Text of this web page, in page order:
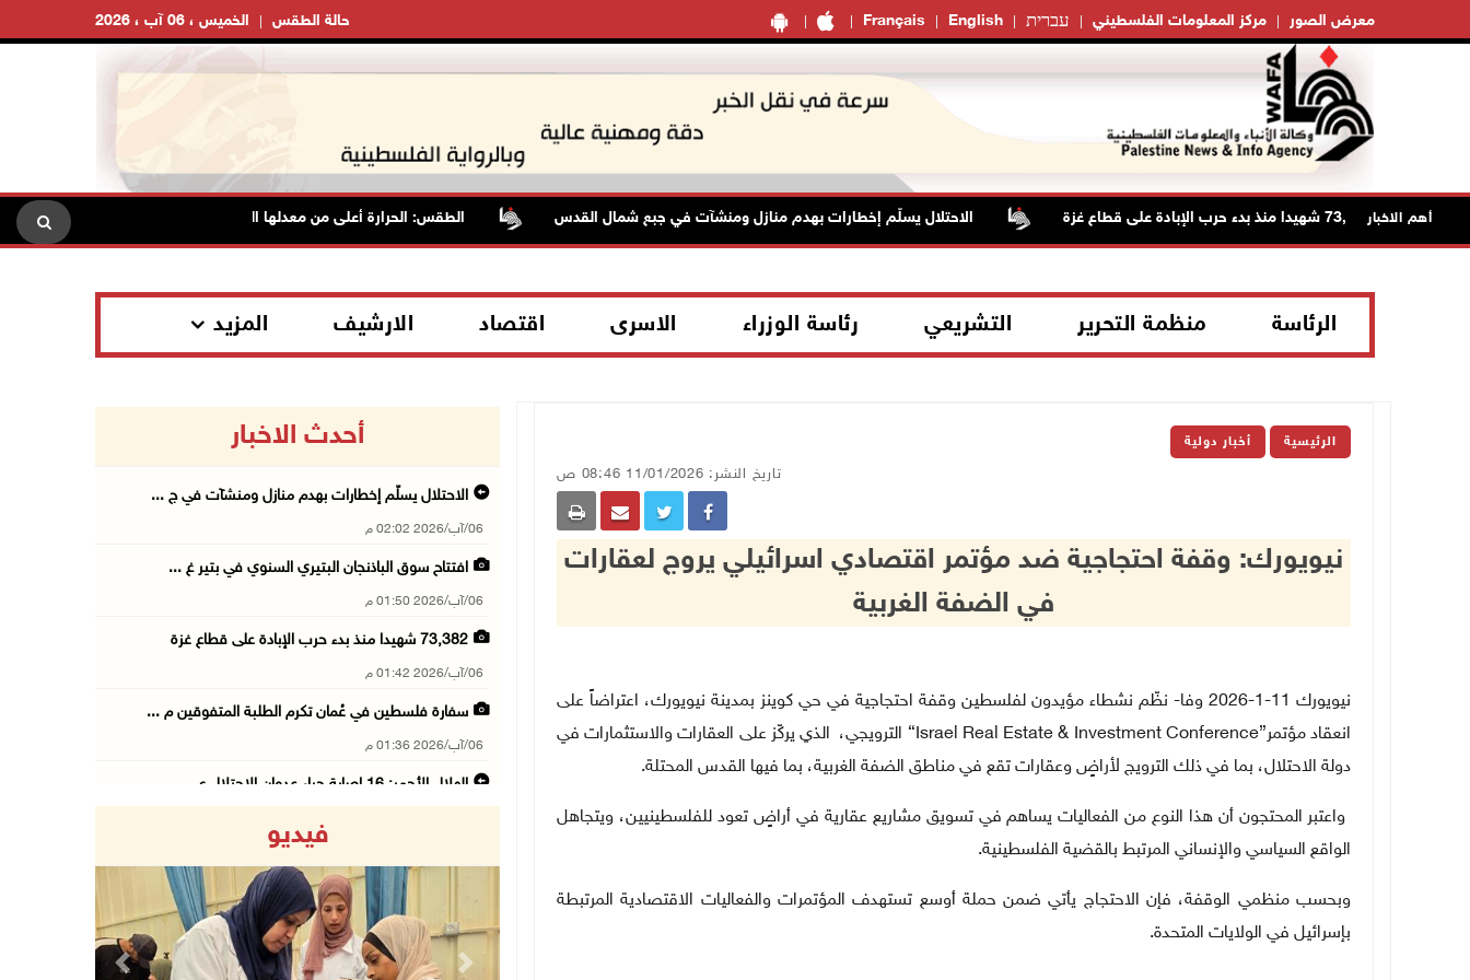
Français English עברית مركز المعلومات الفلسطيني معرض الصور الخميس ، 06 آب ، 2026 حالة الطقس
أهم الاخبار
73,382 شهيدا منذ بدء حرب الإبادة على قطاع غزة الاحتلال يسلّم إخطارات بهدم منازل ومنشآت في جبع شمال القدس الطقس: الحرارة أعلى من معدلها السنوي العام الاحتلال
الرئاسة منظمة التحرير التشريعي رئاسة الوزراء الاسرى اقتصاد الارشيف المزيد
الرئيسية أخبار دولية
تاريخ النشر: 11/01/2026 08:46 ص
نيويورك: وقفة احتجاجية ضد مؤتمر اقتصادي اسرائيلي يروج لعقارات
في الضفة الغربية
نيويورك 11-1-2026 وفا- نظّم نشطاء مؤيدون لفلسطين وقفة احتجاجية في حي كوينز بمدينة نيويورك، اعتراضاً على
انعقاد مؤتمر“Israel Real Estate & Investment Conference” الترويجي، الذي يركّز على العقارات والاستثمارات في
دولة الاحتلال، بما في ذلك الترويج لأراضٍ وعقارات تقع في مناطق الضفة الغربية، بما فيها القدس المحتلة.
واعتبر المحتجون أن هذا النوع من الفعاليات يساهم في تسويق مشاريع عقارية في أراضٍ تعود للفلسطينيين، ويتجاهل
الواقع السياسي والإنساني المرتبط بالقضية الفلسطينية.
وبحسب منظمي الوقفة، فإن الاحتجاج يأتي ضمن حملة أوسع تستهدف المؤتمرات والفعاليات الاقتصادية المرتبطة
بإسرائيل في الولايات المتحدة.
أحدث الاخبار
الاحتلال يسلّم إخطارات بهدم منازل ومنشآت في ج ...
06/آب/2026 02:02 م
افتتاح سوق الباذنجان البتيري السنوي في بتير غ ...
06/آب/2026 01:50 م
73,382 شهيدا منذ بدء حرب الإبادة على قطاع غزة
06/آب/2026 01:42 م
سفارة فلسطين في عُمان تكرم الطلبة المتفوقين م ...
06/آب/2026 01:36 م
الهلال الأحمر: 16 إصابة جراء عدوان الاحتلال ع ...
إنجاز فلسطين تطلق معرض "Eco-Expo 2026" تتويجا ...
06/آب/2026 01:18 م
فيديو
Previous Next